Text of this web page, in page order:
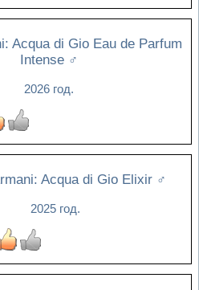
Acqua di Gio Eau de Parfum
Intense ♂
2026 год.
Acqua di Gio Elixir ♂
2025 год.